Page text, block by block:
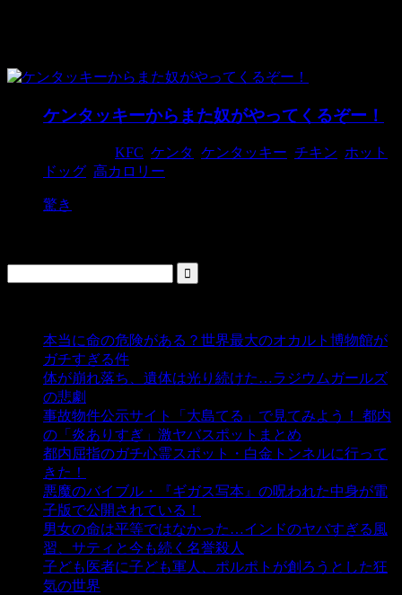
ケンタッキーからまた奴がやってくるぞー！
KFC ケンタ ケンタッキー チキン ホット
ドッグ 高カロリー
驚き
本当に命の危険がある？世界最大のオカルト博物館が
ガチすぎる件
体が崩れ落ち、遺体は光り続けた…ラジウムガールズ
の悲劇
事故物件公示サイト「大島てる」で見てみよう！ 都内
の「炎ありすぎ」激ヤバスポットまとめ
都内屈指のガチ心霊スポット・白金トンネルに行って
きた！
悪魔のバイブル・『ギガス写本』の呪われた中身が電
子版で公開されている！
男女の命は平等ではなかった…インドのヤバすぎる風
習、サティと今も続く名誉殺人
子ども医者に子ども軍人、ポルポトが創ろうとした狂
気の世界